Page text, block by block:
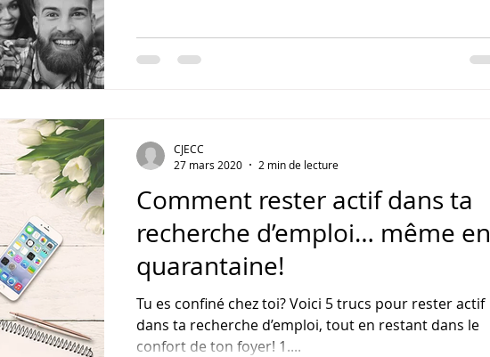
Comment rester actif dans ta
recherche d’emploi… même en
quarantaine!
Tu es confiné chez toi? Voici 5 trucs pour rester actif
dans ta recherche d’emploi, tout en restant dans le
confort de ton foyer! 1....
CJECC
27 mars 2020
2 min de lecture